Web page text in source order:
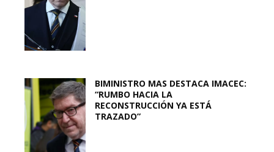
BIMINISTRO MAS DESTACA IMACEC:
“RUMBO HACIA LA
RECONSTRUCCIÓN YA ESTÁ
TRAZADO”